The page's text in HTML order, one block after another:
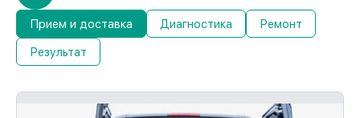
Прием и доставка Диагностика Ремонт
Результат